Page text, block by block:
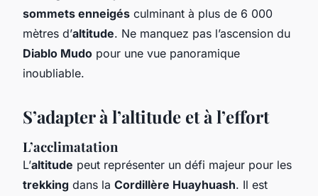
sommets enneigés culminant à plus de 6 000
mètres d’altitude. Ne manquez pas l’ascension du
Diablo Mudo pour une vue panoramique
inoubliable.
S’adapter à l’altitude et à l’effort
L’acclimatation
L’altitude peut représenter un défi majeur pour les
trekking dans la Cordillère Huayhuash. Il est